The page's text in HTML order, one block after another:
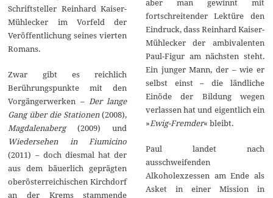
Schriftsteller Reinhard Kaiser-
Mühlecker im Vorfeld der
Veröffentlichung seines vierten
Romans.
Zwar gibt es reichlich
Berührungspunkte mit den
Vorgängerwerken –Der lange
Gang über die Stationen(2008),
Magdalenaberg(2009) und
Wiedersehen in Fiumicino
(2011) – doch diesmal hat der
aus dem bäuerlich geprägten
oberösterreichischen Kirchdorf
an der Krems stammende
fortschreitender Lektüre den
Eindruck, dass Reinhard Kaiser-
Mühlecker der ambivalenten
Paul-Figur am nächsten steht.
Ein junger Mann, der – wie er
selbst einst – die ländliche
Einöde der Bildung wegen
verlassen hat und eigentlich ein
»Ewig-Fremder« bleibt.
Paul landet nach
ausschweifenden
Alkoholexzessen am Ende als
Asket in einer Mission in